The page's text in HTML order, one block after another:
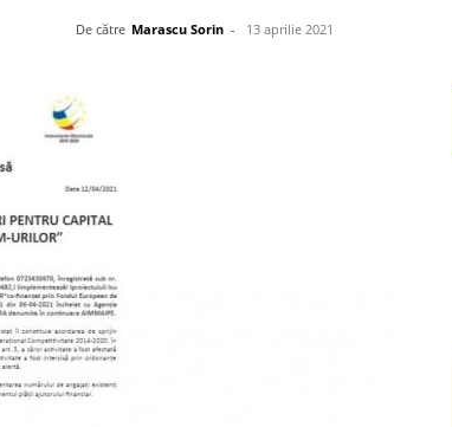
De către Marascu Sorin - 13 aprilie 2021